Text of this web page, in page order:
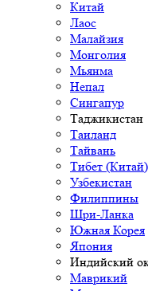
Китай
Лаос
Малайзия
Монголия
Мьянма
Непал
Сингапур
Таджикистан
Таиланд
Тайвань
Тибет (Китай)
Узбекистан
Филиппины
Шри-Ланка
Южная Корея
Япония
Индийский
Маврикий